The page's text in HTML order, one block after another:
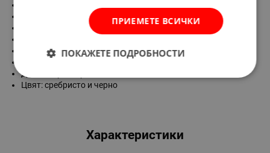
Височина на тялото:
48,6 мм
Ширина на тялото:
Ширина: 18 мм
Диаметър на арката:
Цвят: сребристо и черно
Характеристики
ПРИЕМЕТЕ ВСИЧКИ
ПОКАЖЕТЕ ПОДРОБНОСТИ